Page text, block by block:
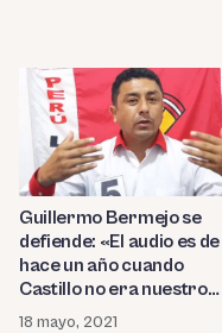
Guillermo Bermejo se
defiende: «El audio es de
hace un año cuando
Castillo no era nuestro
candidato»
18 mayo, 2021